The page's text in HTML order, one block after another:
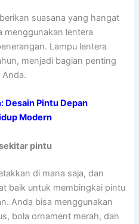
suasana yang hangat
menggunakan lentera
Lampu lentera
menjadi bagian penting
Desain Pintu Depan
Modern
pintu
di mana saja, dan
baik untuk membingkai pintu
Anda bisa menggunakan
bola ornament merah, dan